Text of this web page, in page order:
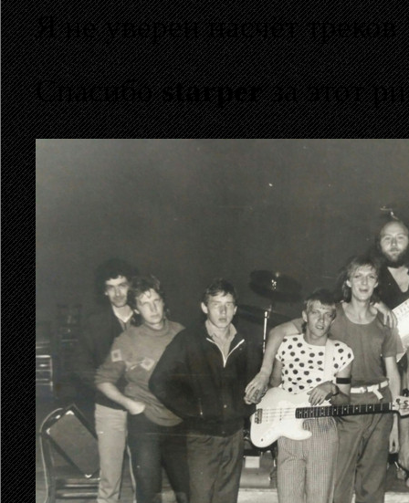
Я не уверен насчёт
Спасибоstarperза этот